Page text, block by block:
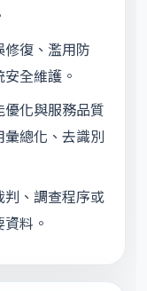
復、濫用防
全維護。
化與服務品質
總化、去識別
、調查程序或
料。